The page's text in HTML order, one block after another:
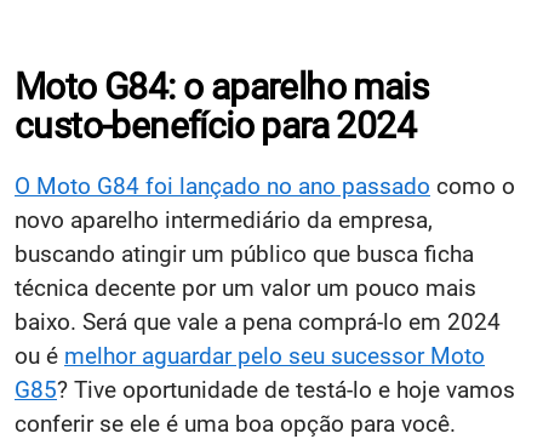
Moto G84: o aparelho mais
custo-benefício para 2024
O Moto G84 foi lançado no ano passado como o
novo aparelho intermediário da empresa,
buscando atingir um público que busca ficha
técnica decente por um valor um pouco mais
baixo. Será que vale a pena comprá-lo em 2024
ou é melhor aguardar pelo seu sucessor Moto
G85? Tive oportunidade de testá-lo e hoje vamos
conferir se ele é uma boa opção para você.